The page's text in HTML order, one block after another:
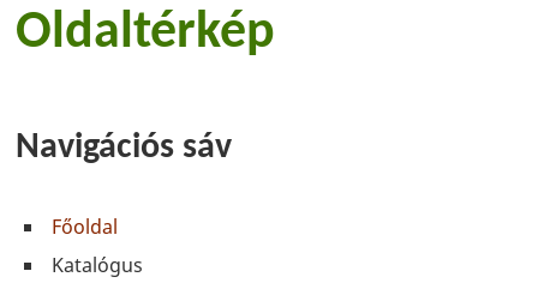
Oldaltérkép
Navigációs sáv
Főoldal
Katalógus